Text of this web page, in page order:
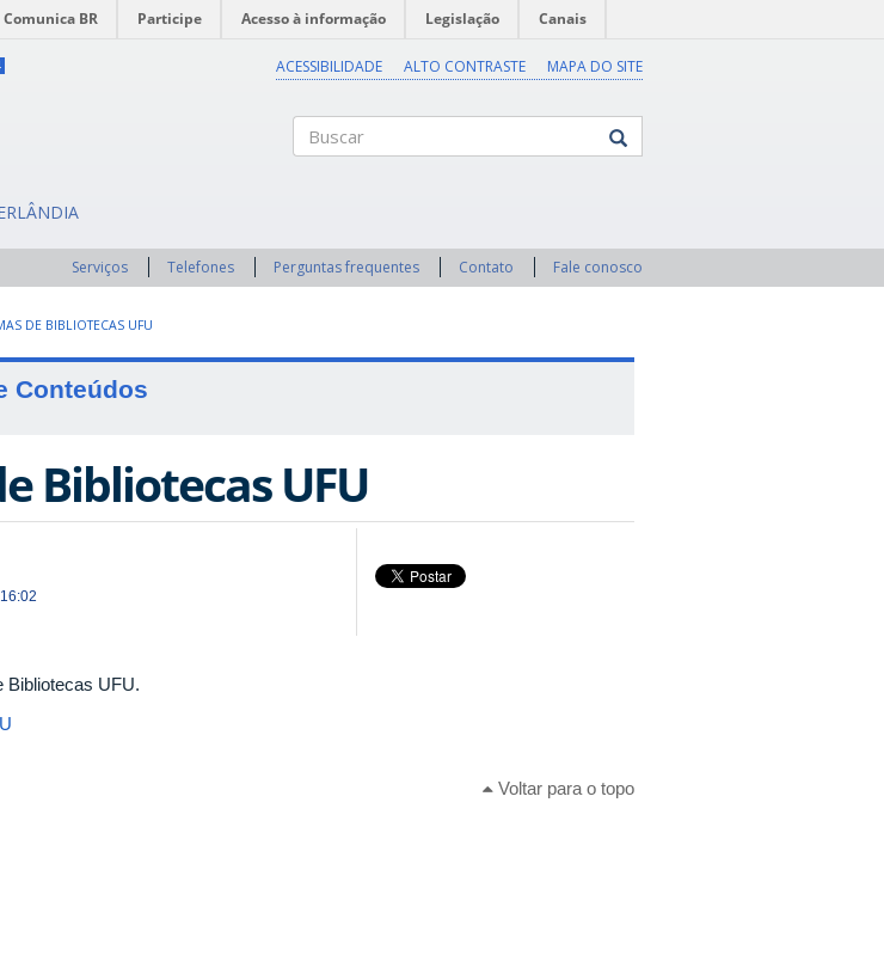
Comunica BR Participe Acesso à informação Legislação Canais
ACESSIBILIDADE ALTO CONTRASTE MAPA DO SITE
Serviços Telefones Perguntas frequentes Contato Fale conosco
DE BIBLIOTECAS UFU
Conteúdos
Bibliotecas UFU
Bibliotecas UFU.
Voltar para o topo